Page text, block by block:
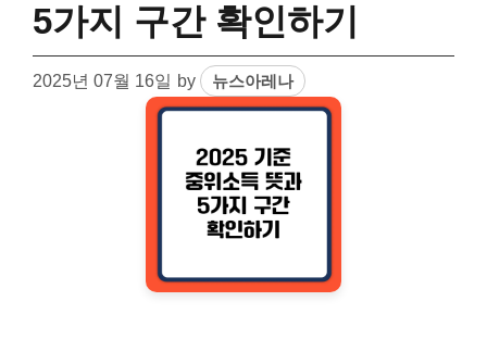
5가지 구간 확인하기
2025년 07월 16일 by 뉴스아레나